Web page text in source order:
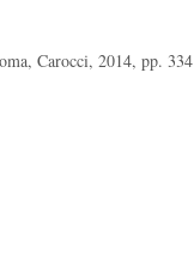
Carocci, 2014, pp. 334